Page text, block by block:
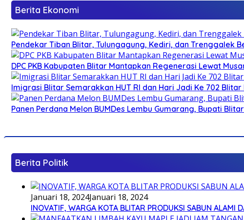
Berita Ekonomi
Pendekar Tiban Blitar, Tulungagung, Kediri, dan Trenggalek
DPC PKB Kabupaten Blitar Mantapkan Regenerasi Lewat
Imigrasi Blitar Semarakkan HUT RI dan Hari Jadi Ke 702
Panen Perdana Melon BUMDes Lembu Gumarang, Bupati
Berita Politik
Januari 18, 2024Januari 18, 2024
INOVATIF, WARGA KOTA BLITAR PRODUKSI SABUN ALAMI